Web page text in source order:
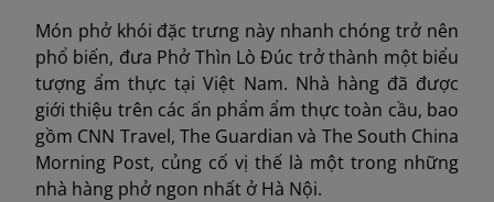
Món phở khói đặc trưng này nhanh chóng trở nên
phổ biến, đưa Phở Thìn Lò Đúc trở thành một biểu
tượng ẩm thực tại Việt Nam. Nhà hàng đã được
giới thiệu trên các ấn phẩm ẩm thực toàn cầu, bao
gồm CNN Travel, The Guardian và The South China
Morning Post, củng cố vị thế là một trong những
nhà hàng phở ngon nhất ở Hà Nội.